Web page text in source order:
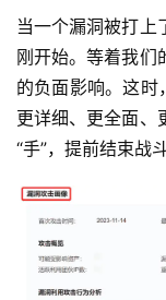
当一个漏洞被打上
刚开始。等着我们
的负面影响。这时
更详细、更全面、
“手”，提前结束战